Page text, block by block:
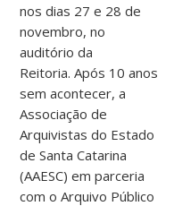
nos dias 27 e 28 de
novembro, no
auditório da
Reitoria. Após 10 anos
sem acontecer, a
Associação de
Arquivistas do Estado
de Santa Catarina
(AAESC) em parceria
com o Arquivo Público